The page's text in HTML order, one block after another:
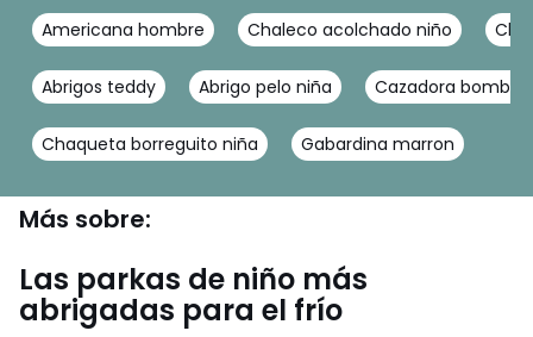
Americana hombre Chaleco acolchado niño
Abrigos teddy Abrigo pelo niña Cazadora
Chaqueta borreguito niña Gabardina marron
Más sobre:
Las parkas de niño más
abrigadas para el frío